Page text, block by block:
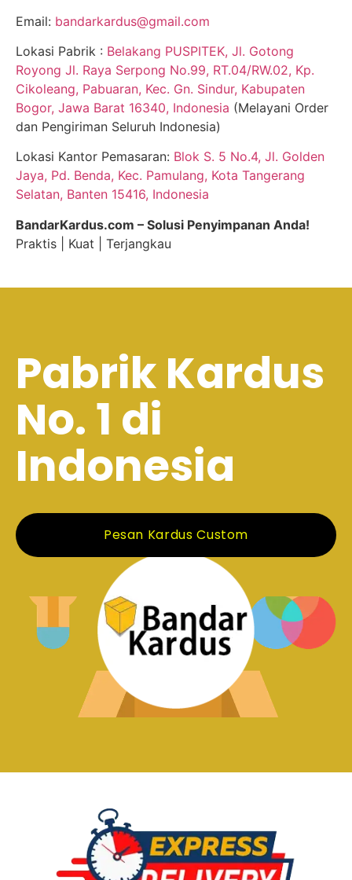
Email: bandarkardus@gmail.com
Lokasi Pabrik : Belakang PUSPITEK, Jl. Gotong
Royong Jl. Raya Serpong No.99, RT.04/RW.02, Kp.
Cikoleang, Pabuaran, Kec. Gn. Sindur, Kabupaten
Bogor, Jawa Barat 16340, Indonesia (Melayani Order
dan Pengiriman Seluruh Indonesia)
Lokasi Kantor Pemasaran: Blok S. 5 No.4, Jl. Golden
Jaya, Pd. Benda, Kec. Pamulang, Kota Tangerang
Selatan, Banten 15416, Indonesia
BandarKardus.com – Solusi Penyimpanan Anda!
Praktis | Kuat | Terjangkau
Pabrik Kardus
No. 1 di
Indonesia
Pesan Kardus Custom